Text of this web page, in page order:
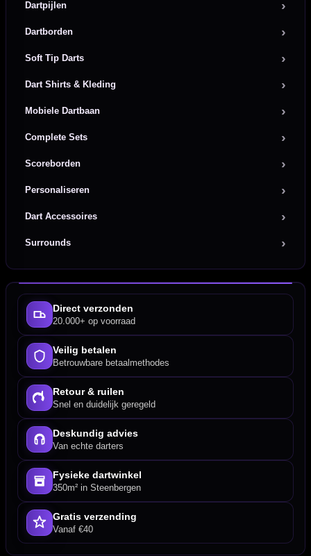
Dartpijlen
Dartborden
Soft Tip Darts
Dart Shirts & Kleding
Mobiele Dartbaan
Complete Sets
Scoreborden
Personaliseren
Dart Accessoires
Surrounds
Direct verzonden
20.000+ op voorraad
Veilig betalen
Betrouwbare betaalmethodes
Retour & ruilen
Snel en duidelijk geregeld
Deskundig advies
Van echte darters
Fysieke dartwinkel
350m² in Steenbergen
Gratis verzending
Vanaf €40